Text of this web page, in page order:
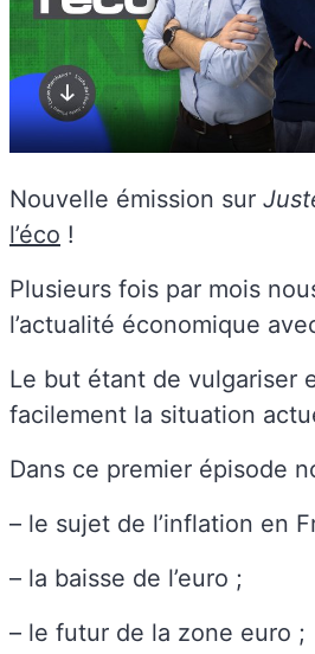
Nouvelle émission sur
l’éco !
Plusieurs fois par mois
l’actualité économique
Le but étant de vulgariser
facilement la situation
Dans ce premier épisode
– le sujet de l’inflation en
– la baisse de l’euro ;
– le futur de la zone euro ;